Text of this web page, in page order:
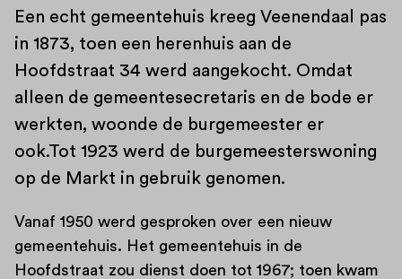
Een echt gemeentehuis kreeg Veenendaal pas
in 1873, toen een herenhuis aan de
Hoofdstraat 34 werd aangekocht. Omdat
alleen de gemeentesecretaris en de bode er
werkten, woonde de burgemeester er
ook.Tot 1923 werd de burgemeesterswoning
op de Markt in gebruik genomen.
Vanaf 1950 werd gesproken over een nieuw
gemeentehuis. Het gemeentehuis in de
Hoofdstraat zou dienst doen tot 1967; toen kwam